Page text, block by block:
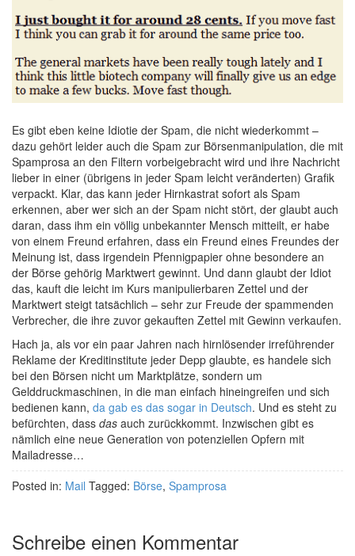
Es gibt eben keine Idiotie der Spam, die nicht wiederkommt –
dazu gehört leider auch die Spam zur Börsenmanipulation, die mit
Spamprosa an den Filtern vorbeigebracht wird und ihre Nachricht
lieber in einer (übrigens in jeder Spam leicht veränderten) Grafik
verpackt. Klar, das kann jeder Hirnkastrat sofort als Spam
erkennen, aber wer sich an der Spam nicht stört, der glaubt auch
daran, dass ihm ein völlig unbekannter Mensch mitteilt, er habe
von einem Freund erfahren, dass ein Freund eines Freundes der
Meinung ist, dass irgendein Pfennigpapier ohne besondere an
der Börse gehörig Marktwert gewinnt. Und dann glaubt der Idiot
das, kauft die leicht im Kurs manipulierbaren Zettel und der
Marktwert steigt tatsächlich – sehr zur Freude der spammenden
Verbrecher, die ihre zuvor gekauften Zettel mit Gewinn verkaufen.
Hach ja, als vor ein paar Jahren nach hirnlösender irreführender
Reklame der Kreditinstitute jeder Depp glaubte, es handele sich
bei den Börsen nicht um Marktplätze, sondern um
Gelddruckmaschinen, in die man einfach hineingreifen und sich
bedienen kann, da gab es das sogar in Deutsch. Und es steht zu
befürchten, dass das auch zurückkommt. Inzwischen gibt es
nämlich eine neue Generation von potenziellen Opfern mit
Mailadresse…
Posted in: Mail Tagged: Börse, Spamprosa
Schreibe einen Kommentar